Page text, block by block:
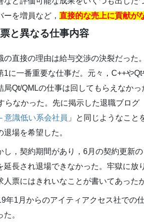
ーを増員など， 直接的な売上に貢献が
と異なる仕事内容
の直接の理由は給与交渉の決裂だった
1に一番重要な仕事だ。元々，C++や
局Qt/QMLの仕事は回してもらえなか
らなかった。先に掲示した退職ブログ
意識低い系会社員 」と同じようなこと
退場を希望した。
し，契約期間があり，6月の契約更新
延長され退場できなかった。牢獄に放
人票にはきれいなことが書いてあった
年1月からのアイティアクセス社での
た。